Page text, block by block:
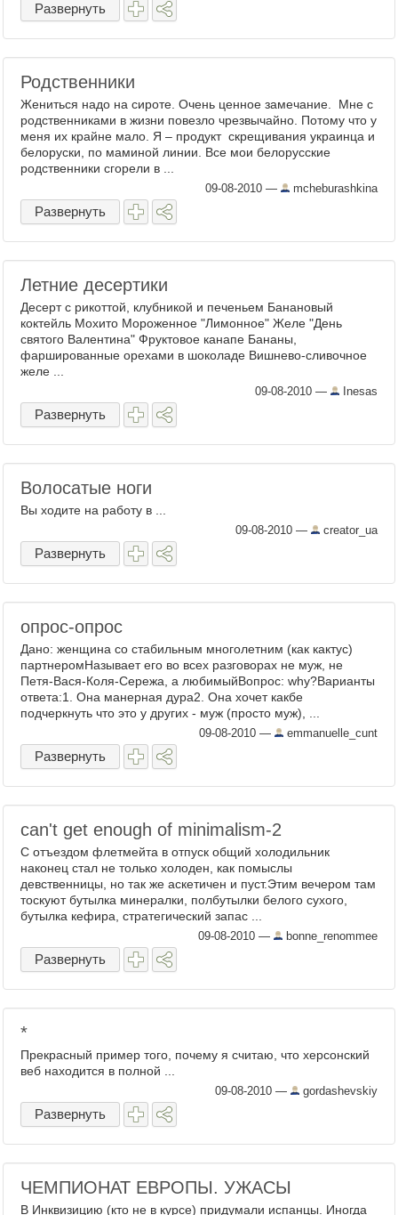
Развернуть
Родственники
Жениться надо на сироте. Очень ценное замечание. Мне с
родственниками в жизни повезло чрезвычайно. Потому что у
меня их крайне мало. Я – продукт скрещивания украинца и
белоруски, по маминой линии. Все мои белорусские
родственники сгорели в ...
09-08-2010 — mcheburashkina
Развернуть
Летние десертики
Десерт с рикоттой, клубникой и печеньем Банановый
коктейль Мохито Мороженное "Лимонное" Желе "День
святого Валентина" Фруктовое канапе Бананы,
фаршированные орехами в шоколаде Вишнево-сливочное
желе ...
09-08-2010 — Inesas
Развернуть
Волосатые ноги
Вы ходите на работу в ...
09-08-2010 — creator_ua
Развернуть
опрос-опрос
Дано: женщина со стабильным многолетним (как кактус)
партнеромНазывает его во всех разговорах не муж, не
Петя-Вася-Коля-Сережа, а любимыйВопрос: why?Варианты
ответа:1. Она манерная дура2. Она хочет какбе
подчеркнуть что это у других - муж (просто муж), ...
09-08-2010 — emmanuelle_cunt
Развернуть
can't get enough of minimalism-2
С отъездом флетмейта в отпуск общий холодильник
наконец стал не только холоден, как помыслы
девственницы, но так же аскетичен и пуст.Этим вечером там
тоскуют бутылка минералки, полбутылки белого сухого,
бутылка кефира, стратегический запас ...
09-08-2010 — bonne_renommee
Развернуть
*
Прекрасный пример того, почему я считаю, что херсонский
веб находится в полной ...
09-08-2010 — gordashevskiy
Развернуть
ЧЕМПИОНАТ ЕВРОПЫ. УЖАСЫ
В Инквизицию (кто не в курсе) придумали испанцы. Иногда